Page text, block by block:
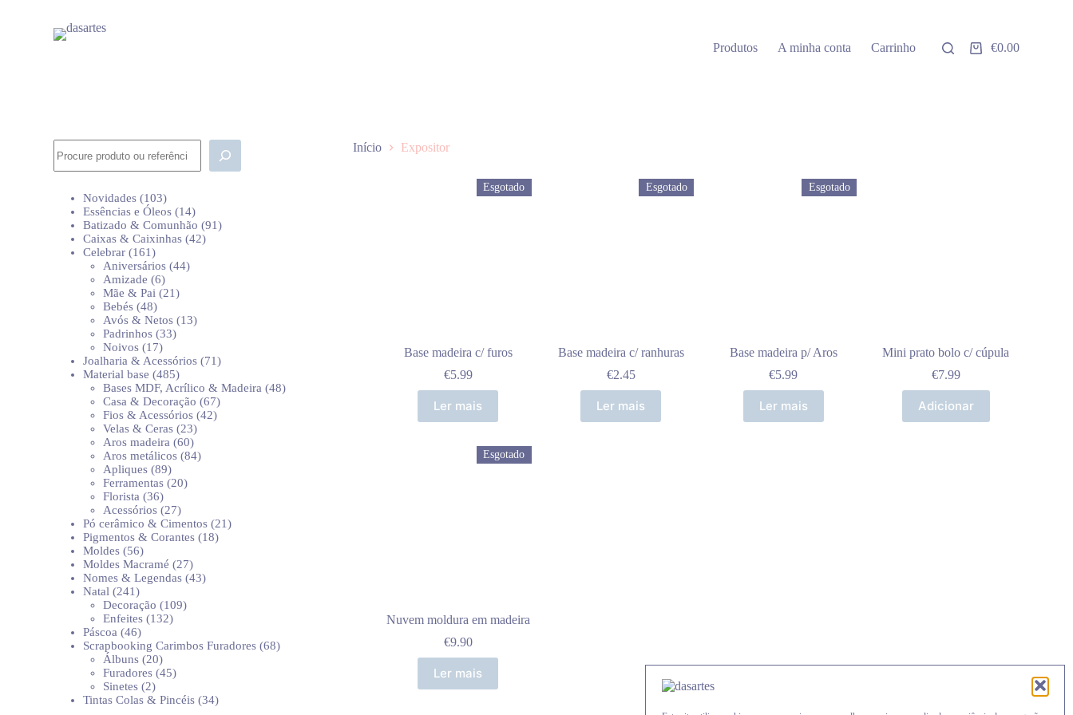
Produtos A minha conta Carrinho
Carrinho
€0.00
Início Expositor
Esgotado
Base madeira c/ furos
€5.99
Ler mais
Esgotado
Base madeira c/ ranhuras
€2.45
Ler mais
Esgotado
Base madeira p/ Aros
€5.99
Ler mais
Mini prato bolo c/ cúpula
€7.99
Adicionar
Esgotado
Nuvem moldura em madeira
€9.90
Ler mais
Novidades 103103
produtos
Essências e Óleos 1414
produtos
Batizado & Comunhão 9191
Caixas & Caixinhas 4242
Celebrar 161161
produtos
Aniversários 4444
Amizade 66
produtos
Mãe & Pai 2121
Bebés 4848
produtos
Avós & Netos 1313
Padrinhos 3333
Noivos 1717
produtos
Joalharia & Acessórios 7171
Material base 485485
produtos
Bases MDF, Acrílico & Madeira 4848
Casa & Decoração 6767
produtos
Fios & Acessórios 4242
Velas & Ceras 2323
produtos
Aros madeira 6060
produtos
Aros metálicos 8484
Apliques 8989
produtos
Ferramentas 2020
Florista 3636
produtos
Acessórios 2727
produtos
Pó cerâmico & Cimentos 2121
Pigmentos & Corantes 1818
Moldes 5656
produtos
Moldes Macramé 2727
produtos
Nomes & Legendas 4343
Natal 241241
produtos
Decoração 109109
Enfeites 132132
Páscoa 4646
produtos
Scrapbooking Carimbos Furadores 6868
Álbuns 2020
produtos
Furadores 4545
Sinetes 22
produtos
Tintas Colas & Pincéis 3434